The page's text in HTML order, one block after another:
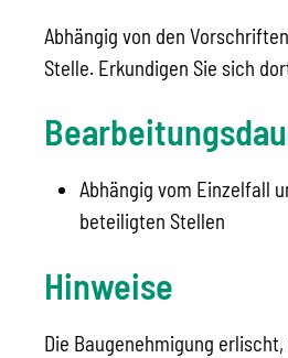
Abhängig von den
Stelle. Erkundigen Sie sich
Abhängig vom Einzelfall
beteiligten Stellen
Hinweise
Die Baugenehmigung